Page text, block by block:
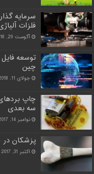
سرمایه
فلزات
آگوست 29, 2018
توسعه
چین
جولای 11, 2018
سه بعدی
نوامبر 14, 2017
پزشکان
اکتبر 31, 2017